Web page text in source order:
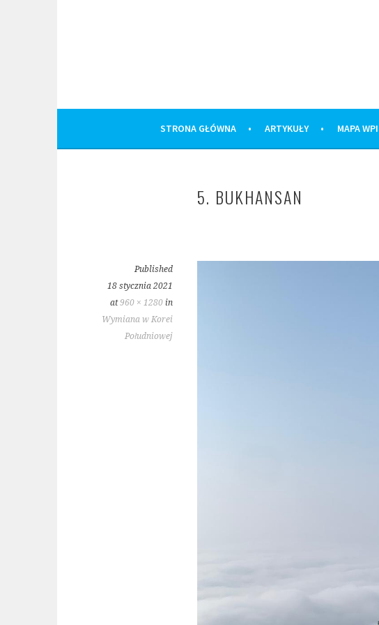
STRONA GŁÓWNA ARTYKUŁY MAPA
5. BUKHANSAN
Published
18 stycznia 2021
at960 × 1280 in
Wymiana w Korei
Południowej